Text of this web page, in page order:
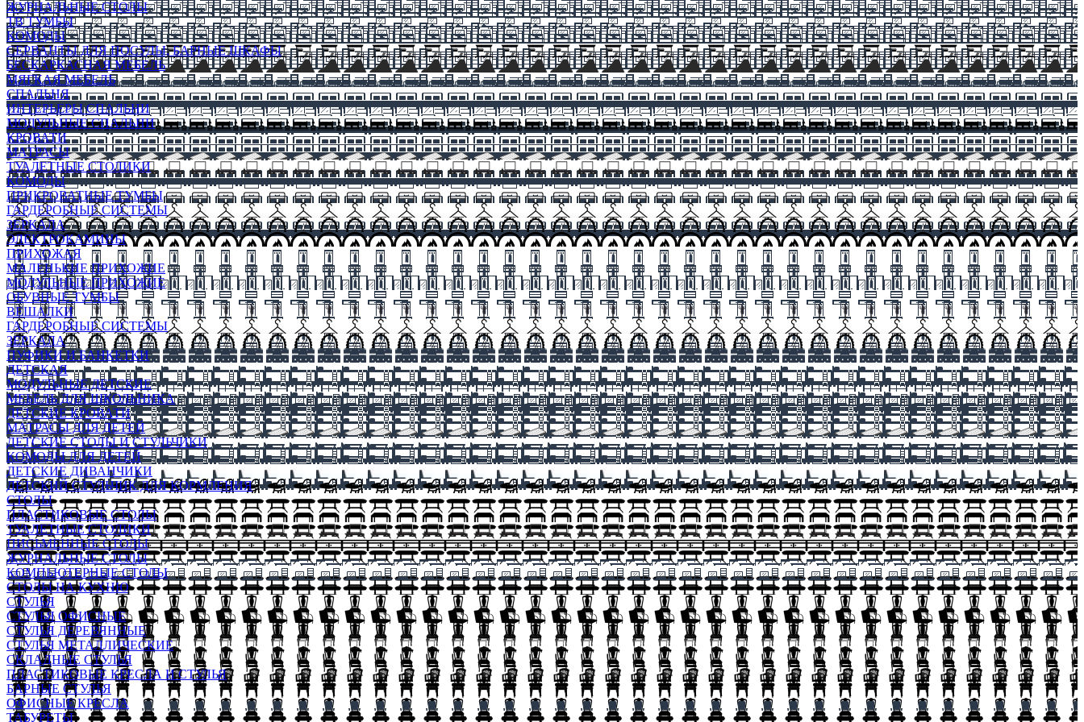
ЖУРНАЛЬНЫЕ СТОЛЫ
ТВ ТУМБЫ
КОМОДЫ
СЕРВАНТЫ ДЛЯ ПОСУДЫ, БАРНЫЕ ШКАФЫ
БЕСКАРКАСНАЯ МЕБЕЛЬ
МЯГКАЯ МЕБЕЛЬ
СПАЛЬНЯ
ИНТЕРЬЕРЫ СПАЛЬНИ
МОДУЛЬНЫЕ СПАЛЬНИ
КРОВАТИ
МАТРАСЫ
ТУАЛЕТНЫЕ СТОЛИКИ
КОМОДЫ
ПРИКРОВАТНЫЕ ТУМБЫ
ГАРДЕРОБНЫЕ СИСТЕМЫ
ЗЕРКАЛА
ЭЛЕКТРОКАМИНЫ
ПРИХОЖАЯ
МАЛЕНЬКИЕ ПРИХОЖИЕ
МОДУЛЬНЫЕ ПРИХОЖИЕ
ОБУВНЫЕ ТУМБЫ
ВЕШАЛКИ
ГАРДЕРОБНЫЕ СИСТЕМЫ
ЗЕРКАЛА
ПУФИКИ И БАНКЕТКИ
ДЕТСКАЯ
МОДУЛЬНЫЕ ДЕТСКИЕ
МЕБЕЛЬ ДЛЯ ШКОЛЬНИКА
ДЕТСКИЕ КРОВАТИ
МАТРАСЫ ДЛЯ ДЕТЕЙ
ДЕТСКИЕ СТОЛЫ И СТУЛЬЧИКИ
КОМОДЫ ДЛЯ ДЕТЕЙ
ДЕТСКИЕ ДИВАНЧИКИ
ДЕТСКИЙ СТУЛЬЧИК ДЛЯ КОРМЛЕНИЯ
СТОЛЫ
ПЛАСТИКОВЫЕ СТОЛЫ
ТУАЛЕТНЫЕ СТОЛИКИ
ПИСЬМЕННЫЕ СТОЛЫ
ЖУРНАЛЬНЫЕ СТОЛЫ
КОМПЬЮТЕРНЫЕ СТОЛЫ
СТОЛЫ НА КУХНЮ
СТУЛЬЯ
СТУЛЬЯ ОФИСНЫЕ
СТУЛЬЯ ДЕРЕВЯННЫЕ
СТУЛЬЯ МЕТАЛЛИЧЕСКИЕ
СКЛАДНЫЕ СТУЛЬЯ
ПЛАСТИКОВЫЕ КРЕСЛА И СТУЛЬЯ
БАРНЫЕ СТУЛЬЯ
ОФИСНЫЕ КРЕСЛА
ТАБУРЕТЫ